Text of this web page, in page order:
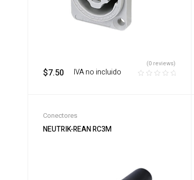
$7.50 ‎ ‎ ‎ IVA no incluido
(0 reviews)
Conectores
NEUTRIK-REAN RC3M